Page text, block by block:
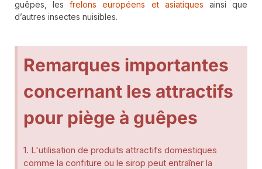
guêpes, lesfrelons européens et asiatiques ainsi que
d’autres insectes nuisibles.
Remarques importantes
concernant les attractifs
pour piège à guêpes
1. L'utilisation de produits attractifs domestiques
comme la confiture ou le sirop peut entraîner la